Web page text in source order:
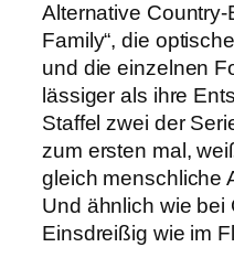
Alternative
Family“, die
und die einzelnen
lässiger als ihre
Staffel zwei der
zum ersten mal,
gleich menschliche
Und ähnlich wie bei
Einsdreißig wie im